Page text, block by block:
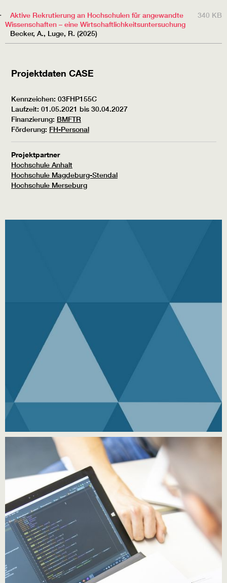
Aktive Rekrutierung an Hochschulen für angewandte
Wissenschaften – eine Wirtschaftlichkeitsuntersuchung
Becker, A., Luge, R. (2025)
340 KB
Projektdaten CASE
Kennzeichen: 03FHP155C
Laufzeit: 01.05.2021 bis 30.04.2027
Finanzierung: BMFTR
Förderung: FH-Personal
Projektpartner
Hochschule Anhalt
Hochschule Magdeburg-Stendal
Hochschule Merseburg